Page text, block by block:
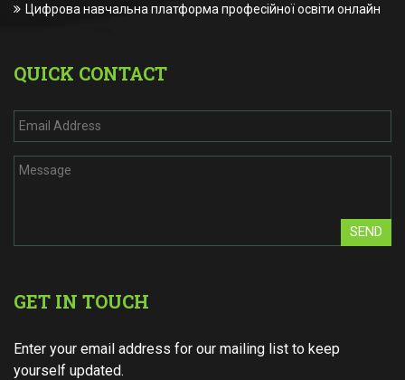
Цифрова навчальна платформа професійної освіти онлайн
QUICK CONTACT
SEND
GET IN TOUCH
Enter your email address for our mailing list to keep
yourself updated.